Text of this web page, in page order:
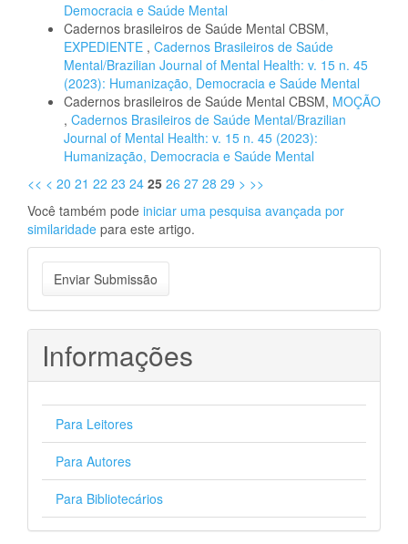
Democracia e Saúde Mental
Cadernos brasileiros de Saúde Mental CBSM,
EXPEDIENTE , Cadernos Brasileiros de Saúde
Mental/Brazilian Journal of Mental Health: v. 15 n. 45
(2023): Humanização, Democracia e Saúde Mental
Cadernos brasileiros de Saúde Mental CBSM, MOÇÃO
, Cadernos Brasileiros de Saúde Mental/Brazilian
Journal of Mental Health: v. 15 n. 45 (2023):
Humanização, Democracia e Saúde Mental
<< < 20 21 22 23 24 25 26 27 28 29 > >>
Você também pode iniciar uma pesquisa avançada por
similaridade para este artigo.
Enviar
Submissão
Enviar Submissão
Informações
Para Leitores
Para Autores
Para Bibliotecários